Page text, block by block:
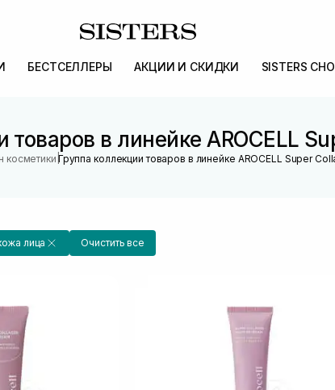
БЕСТСЕЛЛЕРЫ АКЦИИ И СКИДКИ SISTERS
товаров в линейке AROCELL
косметики |Группа коллекции товаров в линейке AROCELL Super
лица Очистить все